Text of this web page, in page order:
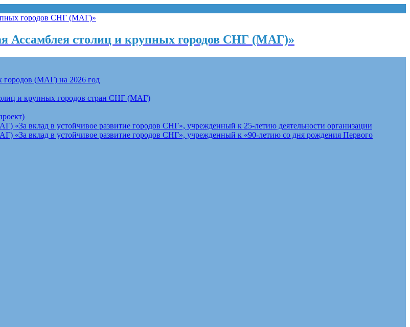
Ассамблея столиц и крупных городов СНГ (МАГ)»
городов (МАГ) на 2026 год
и крупных городов стран СНГ (МАГ)
вклад в устойчивое развитие городов СНГ», учрежденный к 25-летию деятельности организации
«За вклад в устойчивое развитие городов СНГ», учрежденный к «90-летию со дня рождения Первого